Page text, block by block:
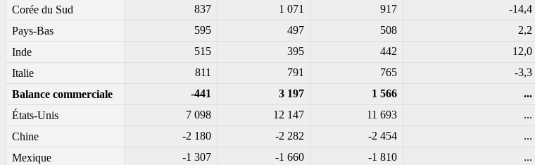
Corée du Sud
837 1 071 917 -14,4
Pays-Bas
595 497 508 2,2
Inde
515 395 442 12,0
Italie
811 791 765 -3,3
Balance commerciale
-441 3 197 1 566 ...
États-Unis
7 098 12 147 11 693 ...
Chine
-2 180 -2 282 -2 454 ...
Mexique
-1 307 -1 660 -1 810 ...